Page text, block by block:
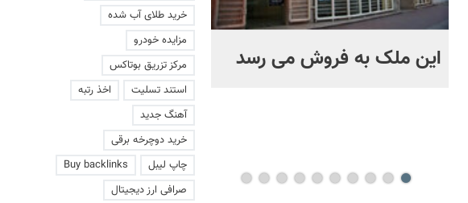
این ملک به فروش می رسد
چرا آمریکا از ایران شکست
خورد؟ +ببینید | کتابی که
ژاپن را غافلگیر کرد
خرید طلای آب شده
مزایده خودرو
مرکز تزریق بوتاکس
استند تسلیت
اخذ رتبه
آهنگ جدید
خرید دوچرخه برقی
چاپ لیبل
Buy backlinks
صرافی ارز دیجیتال